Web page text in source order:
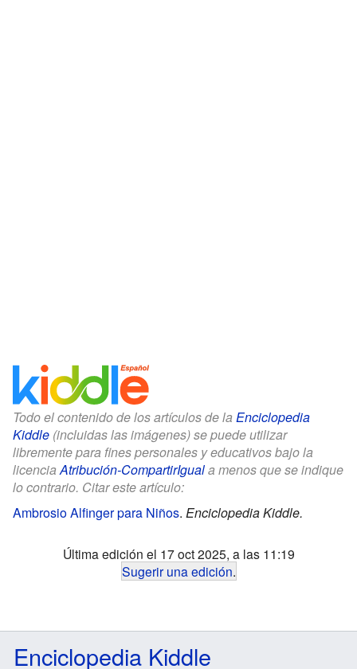
Todo el contenido de los artículos de la Enciclopedia
Kiddle (incluidas las imágenes) se puede utilizar
libremente para fines personales y educativos bajo la
licenciaAtribución-CompartirIguala menos que se indique
lo contrario. Citar este artículo:
Ambrosio Alfinger para Niños. Enciclopedia Kiddle.
Última edición el 17 oct 2025, a las 11:19
Sugerir una edición.
Enciclopedia Kiddle